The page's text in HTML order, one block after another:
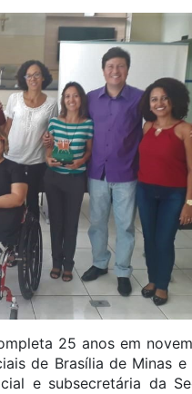
25 anos em
de Brasília de Minas
e subsecretária da